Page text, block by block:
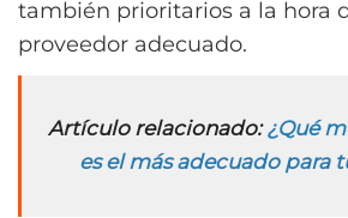
también prioritarios a la hora
proveedor adecuado.
Artículo relacionado:¿Qué
es el más adecuado para